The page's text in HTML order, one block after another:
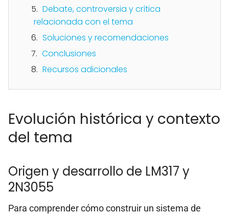
Debate, controversia y crítica
relacionada con el tema
Soluciones y recomendaciones
Conclusiones
Recursos adicionales
Evolución histórica y contexto
del tema
Origen y desarrollo de LM317 y
2N3055
Para comprender cómo construir un sistema de